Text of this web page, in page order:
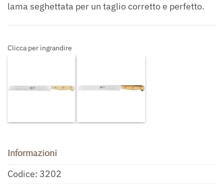
lama seghettata per un taglio corretto e perfetto.
Clicca per ingrandire
Informazioni
Codice: 3202